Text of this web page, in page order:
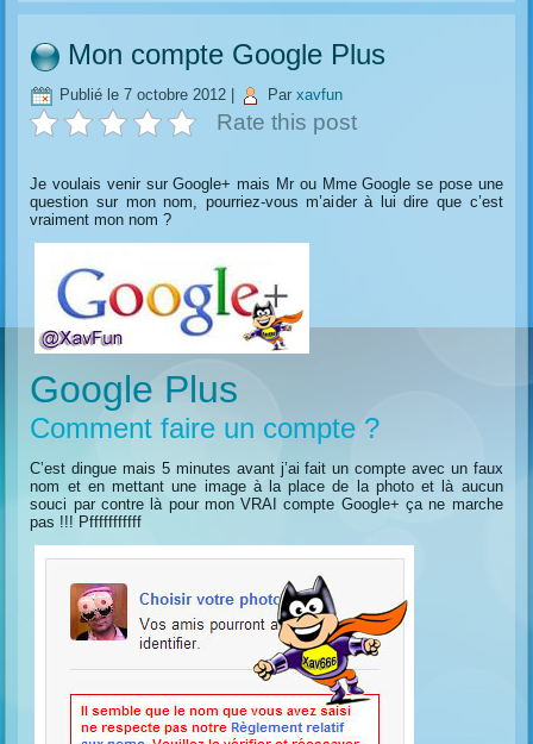
Mon compte Google Plus
Publié le 7 octobre 2012 Par xavfun
Rate this post
Je voulais venir sur Google+ mais Mr ou Mme Google se pose une
question sur mon nom, pourriez-vous m’aider à lui dire que c’est
vraiment mon nom ?
Google Plus
Comment faire un compte ?
C’est dingue mais 5 minutes avant j’ai fait un compte avec un faux
nom et en mettant une image à la place de la photo et là aucun
souci par contre là pour mon VRAI compte Google+ ça ne marche
pas !!! Pfffffffffff